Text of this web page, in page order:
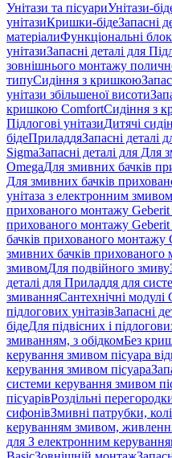
Унітази та пісуариУнітази-
унітазиКришки-бідеЗапасні
матеріалиФункціональні
унітазиЗапасні деталі для
зовнішнього монтажу
типуСидіння з кришкою
унітази збільшеної висоти
кришкою ComfortСидіння з
Підлогові унітазиДитячі
бідеПриладдяЗапасні деталі
SigmaЗапасні деталі для
OmegaДля змивних бачків
Для змивних бачків
унітаза з електронним змивом
прихованого монтажу
прихованого монтажу
бачків прихованого монтажу
змивних бачків
змивомДля подвійного змиву
деталі для Приладдя для
змиванняСантехнічні
підлогових унітазівЗапасні
бідеДля підвісних і
змиванням, з обідкомБез
керування змивом пісуара
керування змивом пісуара
системи керування змивом
пісуарівРоздільні
сифонівЗмивні патрубки,
керуванням змивом,
для З електронним